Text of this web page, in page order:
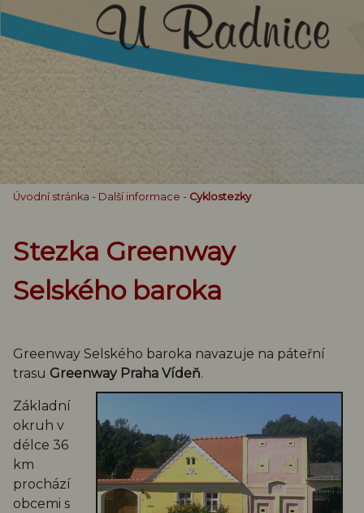
Úvodní stránka - Další informace - Cyklostezky
Stezka Greenway
Selského baroka
Greenway Selského baroka navazuje na páteřní
trasu Greenway Praha Vídeň.
Základní
okruh v
délce 36
km
prochází
obcemi s